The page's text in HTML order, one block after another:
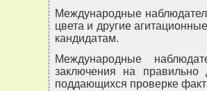
Международные
цвета и другие
кандидатам.
Международные
заключения на правильно
поддающихся проверке